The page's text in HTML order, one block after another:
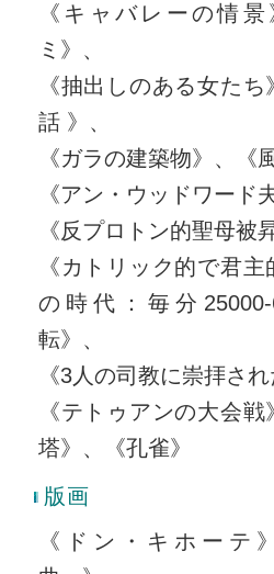
《キャバレーの情
ミ》、
《抽出しのある女た
話 》、
《ガラの建築物》、《
《アン・ウッドワード
《反プロトン的聖母被
《カトリック的で君
の時代：毎分
転》、
《3人の司教に崇拝さ
《テトゥアンの大会
塔》、《孔雀》
版画
《ドン・キホーテ